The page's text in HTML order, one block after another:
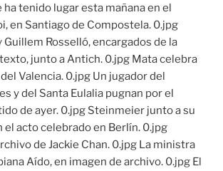
tenido lugar esta mañana en el
en Santiago de Compostela. 0.jpg
Guillem Rosselló, encargados de la
junto a Antich. 0.jpg Mata celebra
Valencia. 0.jpg Un jugador del
y del Santa Eulalia pugnan por el
de ayer. 0.jpg Steinmeier junto a su
el acto celebrado en Berlín. 0.jpg
de Jackie Chan. 0.jpg La ministra
Aído, en imagen de archivo. 0.jpg El